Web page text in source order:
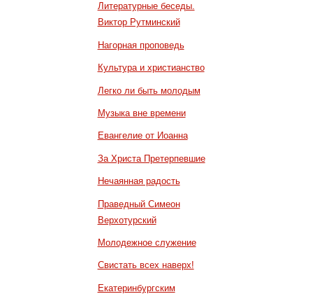
Литературные беседы.
Виктор Рутминский
Нагорная проповедь
Культура и христианство
Легко ли быть молодым
Музыка вне времени
Евангелие от Иоанна
За Христа Претерпевшие
Нечаянная радость
Праведный Симеон
Верхотурский
Молодежное служение
Свистать всех наверх!
Екатеринбургским